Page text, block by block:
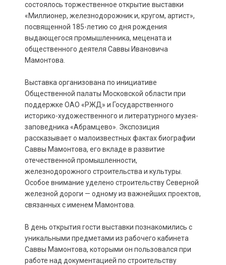
состоялось торжественное открытие выставки
«Миллионер, железнодорожник и, кругом, артист»,
посвященной 185-летию со дня рождения
выдающегося промышленника, мецената и
общественного деятеля Саввы Ивановича
Мамонтова.
Выставка организована по инициативе
Общественной палаты Московской области при
поддержке ОАО «РЖД» и Государственного
историко-художественного и литературного музея-
заповедника «Абрамцево». Экспозиция
рассказывает о малоизвестных фактах биографии
Саввы Мамонтова, его вкладе в развитие
отечественной промышленности,
железнодорожного строительства и культуры.
Особое внимание уделено строительству Северной
железной дороги — одному из важнейших проектов,
связанных с именем Мамонтова.
В день открытия гости выставки познакомились с
уникальными предметами из рабочего кабинета
Саввы Мамонтова, которыми он пользовался при
работе над документацией по строительству